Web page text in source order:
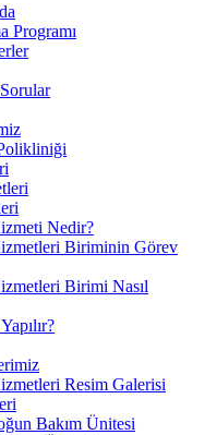
Programı
Nedir?
Biriminin Görev
Birimi Nasıl
Resim Galerisi
Bakım Ünitesi